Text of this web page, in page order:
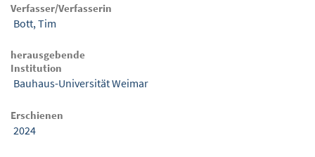
Verfasser/Verfasserin
Bott, Tim
herausgebende
Institution
Bauhaus-Universität Weimar
Erschienen
2024